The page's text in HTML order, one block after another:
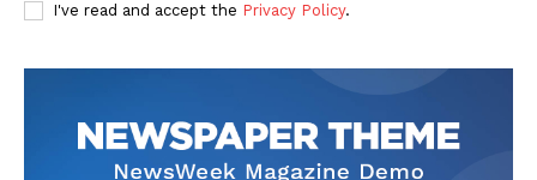
Nosotros
I've read and accept the Privacy Policy.